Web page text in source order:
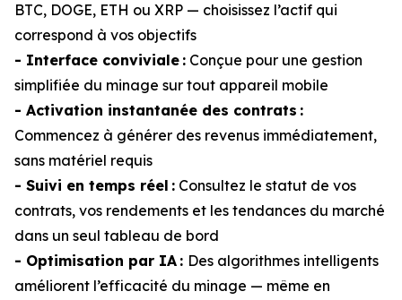
BTC, DOGE, ETH ou XRP — choisissez l’actif qui
correspond à vos objectifs
- Interface conviviale : Conçue pour une gestion
simplifiée du minage sur tout appareil mobile
- Activation instantanée des contrats :
Commencez à générer des revenus immédiatement,
sans matériel requis
- Suivi en temps réel : Consultez le statut de vos
contrats, vos rendements et les tendances du marché
dans un seul tableau de bord
- Optimisation par IA : Des algorithmes intelligents
améliorent l’efficacité du minage — même en